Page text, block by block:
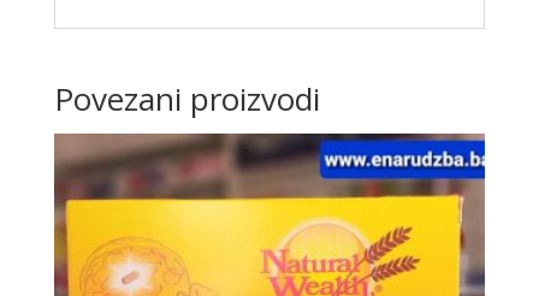
Povezani proizvodi